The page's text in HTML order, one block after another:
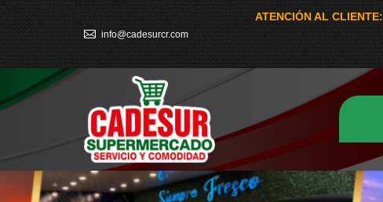
info@cadesurcr.com
ATENCIÓN AL CLIENTE: